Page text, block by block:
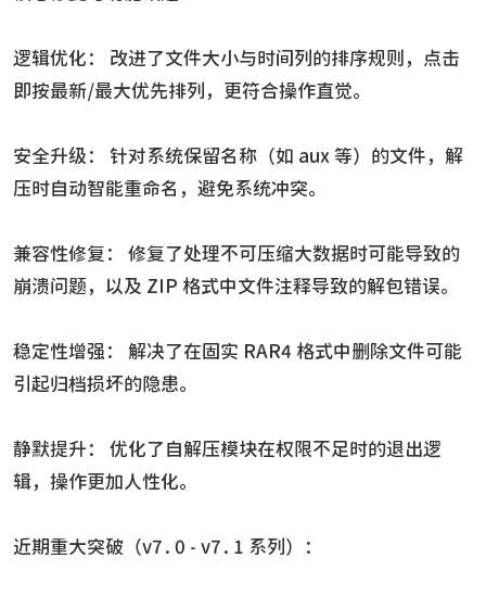
逻辑优化： 改进了文件大小与时间列的排序规则，点击
即按最新/最大优先排列，更符合操作直觉。
安全升级： 针对系统保留名称（如 aux 等）的文件，解
压时自动智能重命名，避免系统冲突。
兼容性修复： 修复了处理不可压缩大数据时可能导致的
崩溃问题，以及 ZIP 格式中文件注释导致的解包错误。
稳定性增强： 解决了在固实 RAR4 格式中删除文件可能
引起归档损坏的隐患。
静默提升： 优化了自解压模块在权限不足时的退出逻
辑，操作更加人性化。
近期重大突破（v7.0 - v7.1 系列）：